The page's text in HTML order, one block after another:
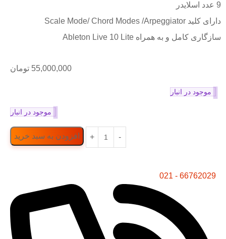
9 عدد اسلایدر
دارای کلید Scale Mode/ Chord Modes /Arpeggiator
سازگاری کامل و به همراه Ableton Live 10 Lite
55,000,000 تومان
موجود در انبار
موجود در انبار
افزودن به سبد خرید
66762029 - 021